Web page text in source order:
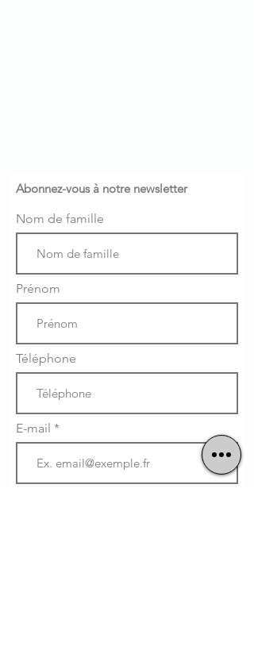
Abonnez-vous à notre newsletter
Nom de famille
Prénom
Téléphone
E-mail